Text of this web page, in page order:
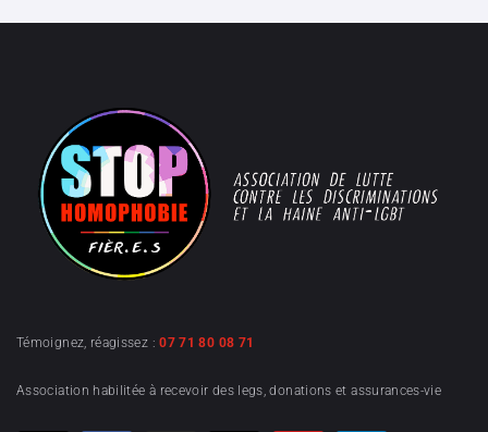
Témoignez, réagissez :07 71 80 08 71
Association habilitée à recevoir des legs, donations et assurances-vie